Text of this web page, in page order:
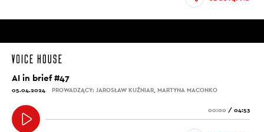
AI in brief #47
05.04.2024 PROWADZĄCY: JAROSŁAW KUŹNIAR, MARTYNA MACONKO
00:00 / 04:53